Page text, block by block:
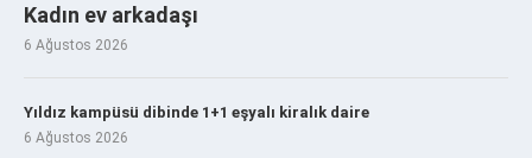
Kadın ev arkadaşı
6 Ağustos 2026
Yıldız kampüsü dibinde 1+1 eşyalı kiralık daire
6 Ağustos 2026